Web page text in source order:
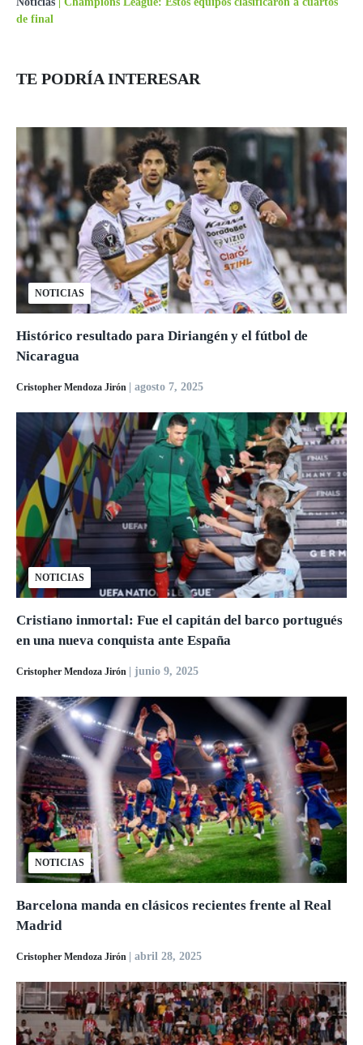
de final
TE PODRÍA INTERESAR
NOTICIAS
Histórico resultado para Diriangén y el fútbol de
Nicaragua
Cristopher Mendoza Jirón | agosto 7, 2025
NOTICIAS
Cristiano inmortal: Fue el capitán del barco portugués
en una nueva conquista ante España
Cristopher Mendoza Jirón | junio 9, 2025
NOTICIAS
Barcelona manda en clásicos recientes frente al Real
Madrid
Cristopher Mendoza Jirón | abril 28, 2025